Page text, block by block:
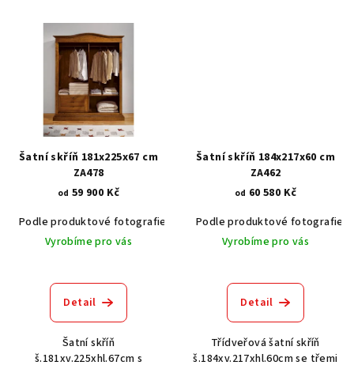
Šatní skříň 181x225x67 cm
ZA478
od 59 900 Kč
Podle produktové fotografie
Akát vintage BT1551
Dub světlý
Vyrobíme pro vás
Detail
Šatní skříň
š.181xv.225xhl.67cm s
Šatní skříň 184x217x60 cm
ZA462
od 60 580 Kč
Podle produktové fotografie
Vyrobíme pro vás
hodnocení
produktu
z
5
Detail
Třídveřová šatní skříň
š.184xv.217xhl.60cm se třemi